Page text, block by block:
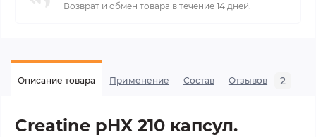
Возврат и обмен товара в течение 14 дней.
Описание товара Применение Состав Отзывов 2
Creatine pHX 210 капсул.